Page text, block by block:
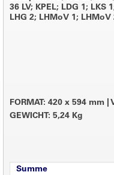
36 LV; KPEL; LDG 1; LKS
LHG 2; LHMoV 1; LHMoV
FORMAT: 420 x 594 mm
GEWICHT: 5,24 Kg
Summe